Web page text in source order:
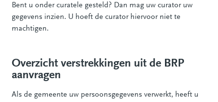
Bent u onder curatele gesteld? Dan mag uw curator uw
gegevens inzien. U hoeft de curator hiervoor niet te
machtigen.
Overzicht verstrekkingen uit de BRP
aanvragen
Als de gemeente uw persoonsgegevens verwerkt, heeft u